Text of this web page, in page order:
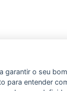
garantir o seu
para entender